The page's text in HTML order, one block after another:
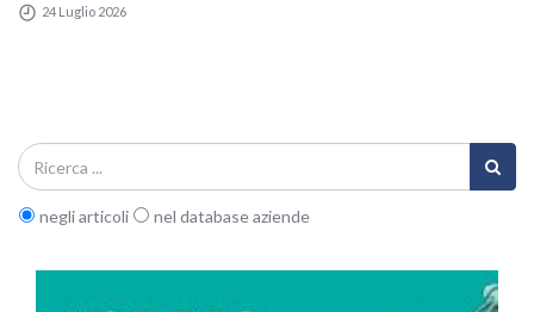
24 Luglio 2026
negli articoli nel database aziende